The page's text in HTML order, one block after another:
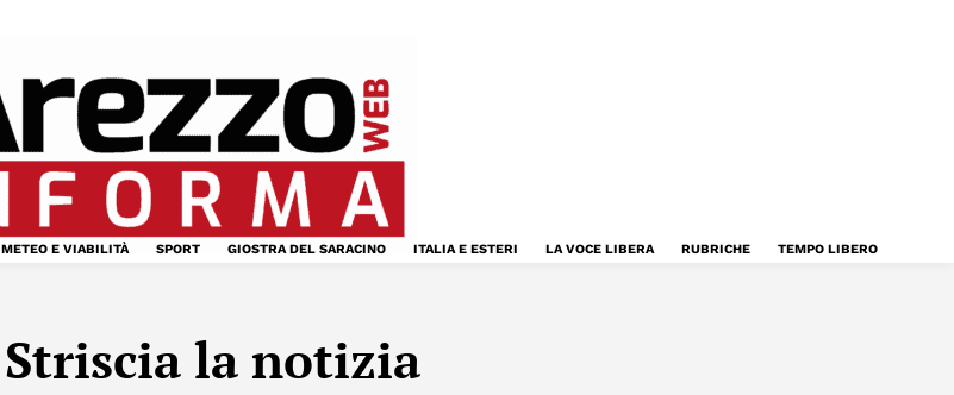
METEO E VIABILITÀ SPORT GIOSTRA DEL SARACINO ITALIA E ESTERI LA VOCE LIBERA RUBRICHE TEMPO LIBERO
Striscia la notizia